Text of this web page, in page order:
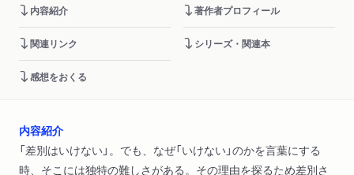
内容紹介 著作者プロフィール
関連リンク シリーズ・関連本
感想をおくる
内容紹介
「差別はいけない」。でも、なぜ「いけない」のかを言葉にする
時、そこには独特の難しさがある。その理由を探るため差別さ